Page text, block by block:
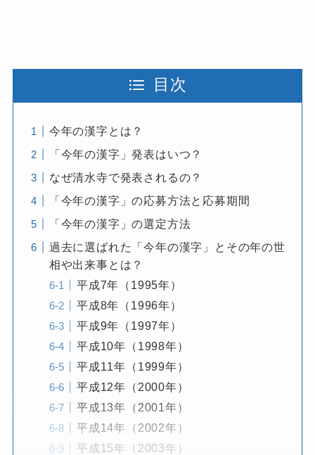
目次
今年の漢字とは？
「今年の漢字」発表はいつ？
なぜ清水寺で発表されるの？
「今年の漢字」の応募方法と応募期間
「今年の漢字」の選定方法
過去に選ばれた「今年の漢字」とその年の世
相や出来事とは？
平成7年（1995年）
平成8年（1996年）
平成9年（1997年）
平成10年（1998年）
平成11年（1999年）
平成12年（2000年）
平成13年（2001年）
平成14年（2002年）
平成15年（2003年）